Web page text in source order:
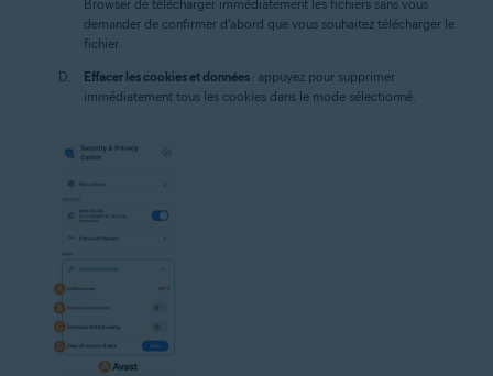
Browser de télécharger immédiatement les fichiers sans vous
demander de confirmer d'abord que vous souhaitez télécharger le
fichier.
Effacer les cookies et données : appuyez pour supprimer
immédiatement tous les cookies dans le mode sélectionné.